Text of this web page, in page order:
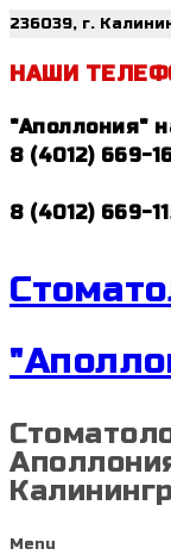
236039, г.
НАШИ
"Аполлония"
8 (4012) 669-
8 (4012) 669-
Menu